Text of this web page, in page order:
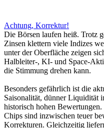
Achtung, Korrektur!
Die Börsen laufen heiß. Trotz
Zinsen klettern viele Indizes
unter der Oberfläche zeigen
Halbleiter-, KI- und Space-
die Stimmung drehen kann.
Besonders gefährlich ist die
Saisonalität, dünner Liquidität
historisch hohen
Chips sind inzwischen teuer
Korrekturen. Gleichzeitig